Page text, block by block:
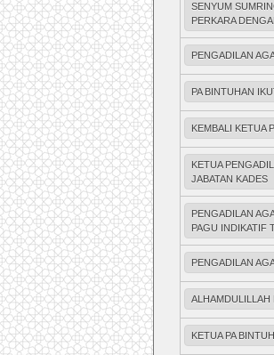
SENYUM
PERKARA
PENGADILAN
PA BINTUHAN
KEMBALI KETUA
KETUA
JABATAN KADES
PENGADILAN
PAGU INDIKATIF
PENGADILAN
ALHAMDULILLAH
KETUA PA